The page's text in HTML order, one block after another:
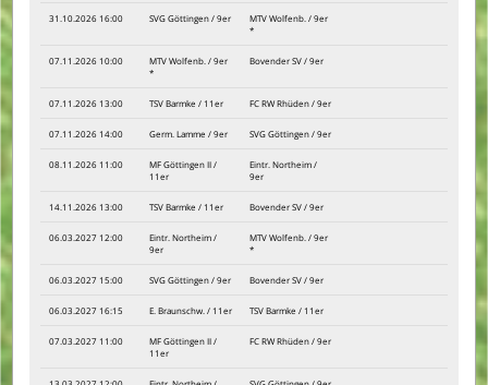
31.10.2026 16:00 SVG Göttingen / 9er
MTV Wolfenb. / 9er
*
07.11.2026 10:00
MTV Wolfenb. / 9er
*
Bovender SV / 9er
07.11.2026 13:00 TSV Barmke / 11er FC RW Rhüden / 9er
07.11.2026 14:00 Germ. Lamme / 9er SVG Göttingen / 9er
08.11.2026 11:00
MF Göttingen II /
11er
Eintr. Northeim /
9er
14.11.2026 13:00 TSV Barmke / 11er Bovender SV / 9er
06.03.2027 12:00
Eintr. Northeim /
9er
MTV Wolfenb. / 9er
*
06.03.2027 15:00 SVG Göttingen / 9er Bovender SV / 9er
06.03.2027 16:15 E. Braunschw. / 11er TSV Barmke / 11er
07.03.2027 11:00
MF Göttingen II /
11er
FC RW Rhüden / 9er